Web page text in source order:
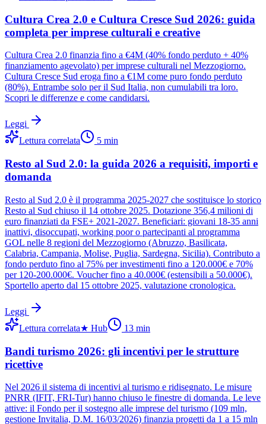
Cultura Crea 2.0 e Cultura Cresce Sud 2026: guida
completa per imprese culturali e creative
Cultura Crea 2.0 finanzia fino a €4M (40% fondo perduto + 40%
finanziamento agevolato) per imprese culturali nel Mezzogiorno.
Cultura Cresce Sud eroga fino a €1M come puro fondo perduto
(80%). Entrambe solo per il Sud Italia, non cumulabili tra loro.
Scopri le differenze e come candidarsi.
Leggi
Lettura correlata
5 min
Resto al Sud 2.0: la guida 2026 a requisiti, importi e
domanda
Resto al Sud 2.0 è il programma 2025-2027 che sostituisce lo storico
Resto al Sud chiuso il 14 ottobre 2025. Dotazione 356,4 milioni di
euro finanziati da FSE+ 2021-2027. Beneficiari: giovani 18-35 anni
inattivi, disoccupati, working poor o partecipanti al programma
GOL nelle 8 regioni del Mezzogiorno (Abruzzo, Basilicata,
Calabria, Campania, Molise, Puglia, Sardegna, Sicilia). Contributo a
fondo perduto fino al 75% per investimenti fino a 120.000€ e 70%
per 120-200.000€. Voucher fino a 40.000€ (estensibili a 50.000€).
Sportello aperto dal 15 ottobre 2025, valutazione cronologica.
Leggi
Lettura correlata★ Hub 13 min
Bandi turismo 2026: gli incentivi per le strutture
ricettive
Nel 2026 il sistema di incentivi al turismo e ridisegnato. Le misure
PNRR (IFIT, FRI-Tur) hanno chiuso le finestre di domanda. Le leve
attive: il Fondo per il sostegno alle imprese del turismo (109 mln,
gestione Invitalia, D.M. 16/03/2026) finanzia progetti da 1 a 15 mln